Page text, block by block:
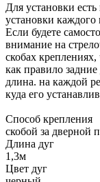
Для установки
установки каждого
Если будете
внимание на
скобах
как правило
длина. на каждой
куда его
Способ крепления
скобой за дверной
Длина дуг
1,3м
Цвет дуг